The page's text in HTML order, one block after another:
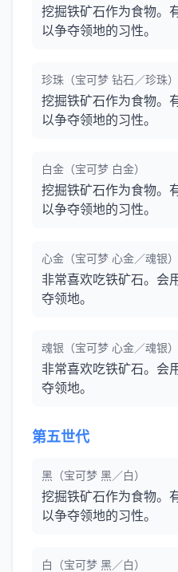
挖掘铁矿石作为食物。
以争夺领地的习性。
珍珠（宝可梦 钻石／珍珠）
挖掘铁矿石作为食物。
以争夺领地的习性。
白金（宝可梦 白金）
挖掘铁矿石作为食物。
以争夺领地的习性。
心金（宝可梦 心金／魂银）
非常喜欢吃铁矿石。会
夺领地。
魂银（宝可梦 心金／魂银）
非常喜欢吃铁矿石。会
夺领地。
第五世代
黑（宝可梦 黑／白）
挖掘铁矿石作为食物。
以争夺领地的习性。
白（宝可梦 黑／白）